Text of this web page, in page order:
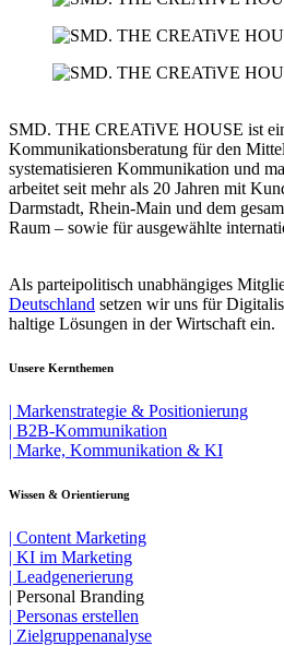
SMD. THE CREATiVE HOUSE ist
Kom­mu­ni­ka­tions­be­ra­tung für den
syste­ma­ti­sieren Kom­mu­ni­kation und
arbeitet seit mehr als 20 Jahren mit
Darm­stadt, Rhein-Main und dem
Raum – sowie für aus­ge­wählte
Als parteipolitisch unabhängiges
Deutschland setzen wir uns für
hal­tige Lö­sungen in der Wirt­schaft ein.
Unsere Kernthemen
| Markenstrategie & Positionierung
| B2B-Kommunikation
| Marke, Kommunikation & KI
Wissen & Orientierung
| Content Marketing
| KI im Marketing
| Leadgenerierung
| Personal Branding
| Personas erstellen
| Zielgruppen­analyse